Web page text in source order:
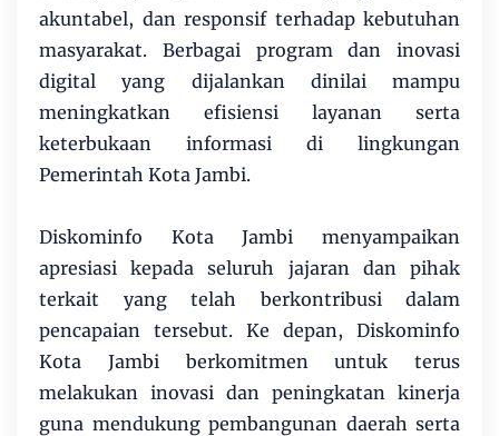
akuntabel, dan responsif terhadap kebutuhan
masyarakat. Berbagai program dan inovasi
digital yang dijalankan dinilai mampu
meningkatkan efisiensi layanan serta
keterbukaan informasi di lingkungan
Pemerintah Kota Jambi.
Diskominfo Kota Jambi menyampaikan
apresiasi kepada seluruh jajaran dan pihak
terkait yang telah berkontribusi dalam
pencapaian tersebut. Ke depan, Diskominfo
Kota Jambi berkomitmen untuk terus
melakukan inovasi dan peningkatan kinerja
guna mendukung pembangunan daerah serta